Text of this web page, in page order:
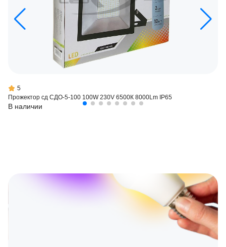
5
Прожектор сд СДО-5-100 100W 230V 6500К 8000Lm IP65
В наличии